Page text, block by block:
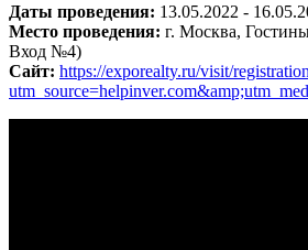
Даты проведения: 13.05.2022 -
Место проведения: г. Москва,
Вход №4)
Сайт: https://exporealty.ru/visit/